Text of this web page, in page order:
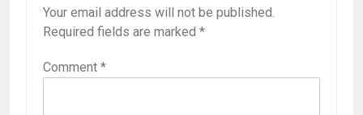
Your email address will not be published.
Required fields are marked *
Comment *